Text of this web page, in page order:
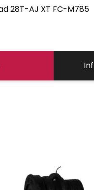
28T-AJ XT FC-M785